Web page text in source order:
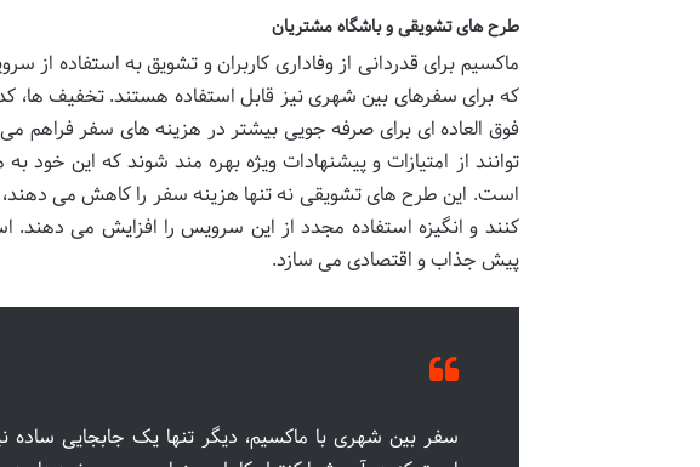
طرح های تشویقی و باشگاه مشتریان
ماکسیم برای قدردانی از وفاداری کاربران و تشویق به استفاده
که برای سفرهای بین شهری نیز قابل استفاده هستند. تخفیف ها،
فوق العاده ای برای صرفه جویی بیشتر در هزینه های سفر فراهم می
توانند از امتیازات و پیشنهادات ویژه بهره مند شوند که این
است. این طرح های تشویقی نه تنها هزینه سفر را کاهش می دهند،
کنند و انگیزه استفاده مجدد از این سرویس را افزایش می دهند.
پیش جذاب و اقتصادی می سازد.
سفر بین شهری با ماکسیم، دیگر تنها یک جابجایی ساده